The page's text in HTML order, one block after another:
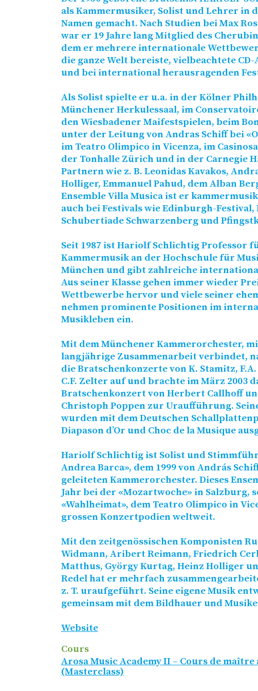
als Kammermusiker, Solist und Lehrer in
Namen gemacht. Nach Studien bei Max
war er 19 Jahre lang Mitglied des
dem er mehrere internationale
die ganze Welt bereiste, vielbeachtete
und bei international herausragenden
Als Solist spielte er u.a. in der Kölner
Münchener Herkulessaal, im
den Wiesbadener Maifestspielen, beim
unter der Leitung von Andras Schiff bei
im Teatro Olimpico in Vicenza, im
der Tonhalle Zürich und in der Carnegie
Partnern wie z. B. Leonidas Kavakos,
Holliger, Emmanuel Pahud, dem Alban
Ensemble Villa Musica ist er
auch bei Festivals wie Edinburgh-Festival,
Schubertiade Schwarzenberg und
Seit 1987 ist Hariolf Schlichtig Professor
Kammermusik an der Hochschule für
München und gibt zahlreiche
Aus seiner Klasse gehen immer wieder
Wettbewerbe hervor und viele seiner
nehmen prominente Positionen im
Musikleben ein.
Mit dem Münchener Kammerorchester,
langjährige Zusammenarbeit verbindet,
die Bratschenkonzerte von K. Stamitz,
C.F. Zelter auf und brachte im März 2003
Bratschenkonzert von Herbert Callhoff
Christoph Poppen zur Uraufführung.
wurden mit dem Deutschen
Diapason d’Or und Choc de la Musique
Hariolf Schlichtig ist Solist und
Andrea Barca», dem 1999 von András
geleiteten Kammerorchester. Dieses
Jahr bei der «Mozartwoche» in Salzburg,
«Wahlheimat», dem Teatro Olimpico in
grossen Konzertpodien weltweit.
Mit den zeitgenössischen Komponisten
Widmann, Aribert Reimann, Friedrich
Matthus, György Kurtag, Heinz Holliger
Redel hat er mehrfach
z. T. uraufgeführt. Seine eigene Musik
gemeinsam mit dem Bildhauer und
Website
Cours
Arosa Music Academy II – Cours de
(Masterclass)